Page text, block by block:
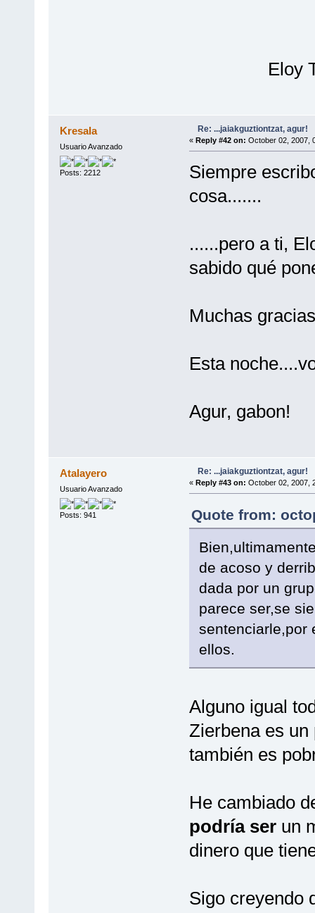
Eloy
Kresala
Usuario Avanzado
Posts: 2212
Re: ...jaiakguztiontzat, agur!
« Reply #42 on: October 02, 2007,
Siempre
cosa.......
......pero a ti,
sabido qué
Muchas
Esta
Agur, gabon!
Atalayero
Usuario Avanzado
Posts: 941
Re: ...jaiakguztiontzat, agur!
« Reply #43 on: October 02, 2007,
Quote from:
de acoso y
dada por un
parece ser,se
sentenciarle,por
ellos.
Alguno igual
Zierbena es un
también es
He cambiado
podría serun
dinero que
Sigo creyendo